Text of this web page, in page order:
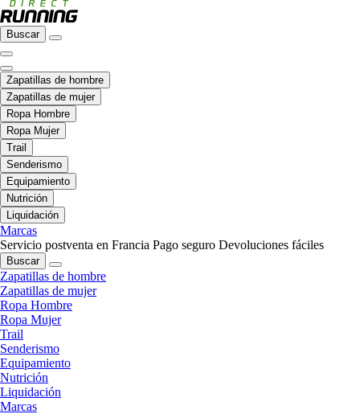
Buscar
Zapatillas de hombre
Zapatillas de mujer
Ropa Hombre
Ropa Mujer
Trail
Senderismo
Equipamiento
Nutrición
Liquidación
Marcas
Servicio postventa en Francia Pago seguro Devoluciones fáciles
Buscar
Zapatillas de hombre
Zapatillas de mujer
Ropa Hombre
Ropa Mujer
Trail
Senderismo
Equipamiento
Nutrición
Liquidación
Marcas